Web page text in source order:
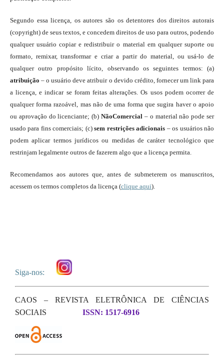
Segundo essa licença, os autores são os detentores dos direitos autorais
(copyright) de seus textos, e concedem direitos de uso para outros, podendo
qualquer usuário copiar e redistribuir o material em qualquer suporte ou
formato, remixar, transformar e criar a partir do material, ou usá-lo de
qualquer outro propósito lícito, observando os seguintes termos: (a)
atribuição – o usuário deve atribuir o devido crédito, fornecer um link para
a licença, e indicar se foram feitas alterações. Os usos podem ocorrer de
qualquer forma razoável, mas não de uma forma que sugira haver o apoio
ou aprovação do licenciante; (b)NãoComercial – o material não pode ser
usado para fins comerciais; (c)sem restrições adicionais – os usuários não
podem aplicar termos jurídicos ou medidas de caráter tecnológico que
restrinjam legalmente outros de fazerem algo que a licença permita.
Recomendamos aos autores que, antes de submeterem os manuscritos,
acessem os termos completos da licença (clique aqui).
Siga-nos:
CAOS – REVISTA ELETRÔNICA DE CIÊNCIAS
SOCIAIS
ISSN: 1517-6916